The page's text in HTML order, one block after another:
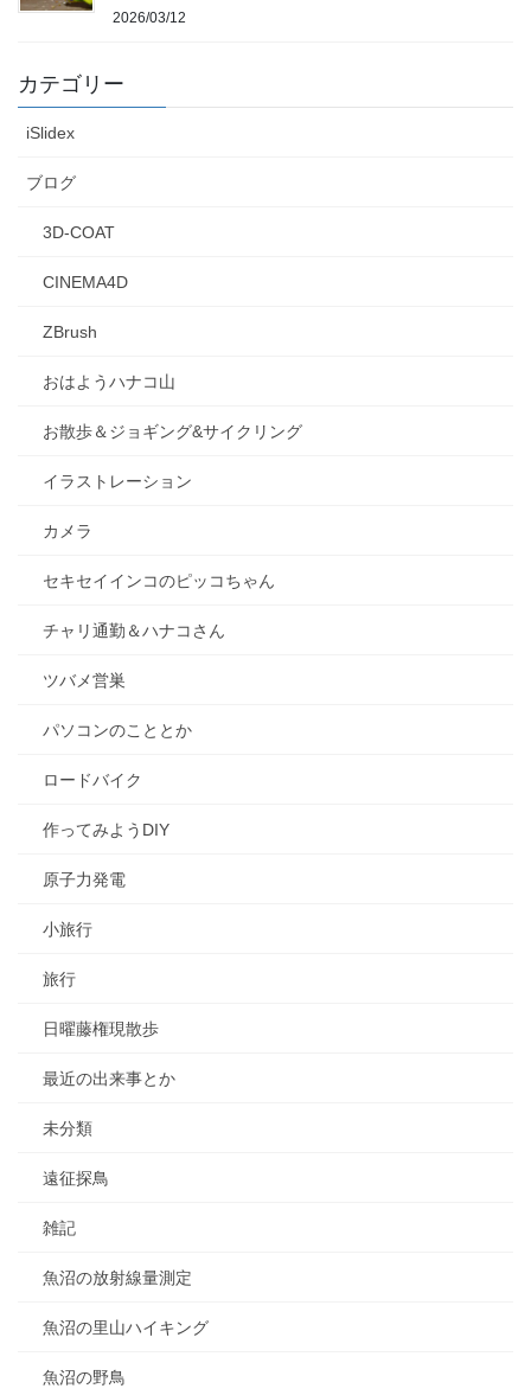
2026/03/12
カテゴリー
iSlidex
ブログ
3D-COAT
CINEMA4D
ZBrush
おはようハナコ山
お散歩＆ジョギング&サイクリング
イラストレーション
カメラ
セキセイインコのピッコちゃん
チャリ通勤＆ハナコさん
ツバメ営巣
パソコンのこととか
ロードバイク
作ってみようDIY
原子力発電
小旅行
旅行
日曜藤権現散歩
最近の出来事とか
未分類
遠征探鳥
雑記
魚沼の放射線量測定
魚沼の里山ハイキング
魚沼の野鳥